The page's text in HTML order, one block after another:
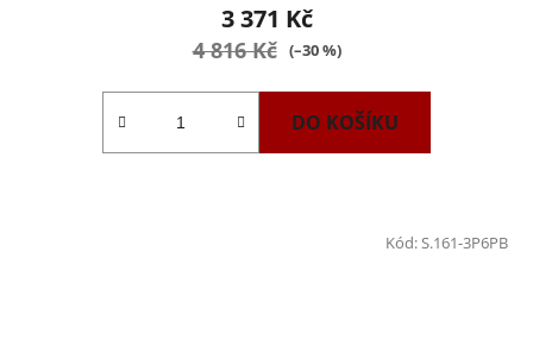
3 371 Kč
4 816 Kč (–30 %)
DO KOŠÍKU
Kód: S.161-3P6PB